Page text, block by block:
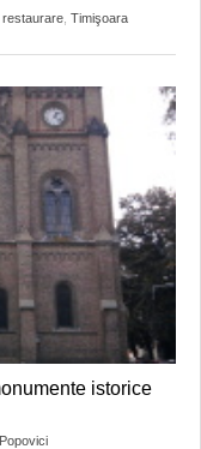
restaurare Timişoara
istorice